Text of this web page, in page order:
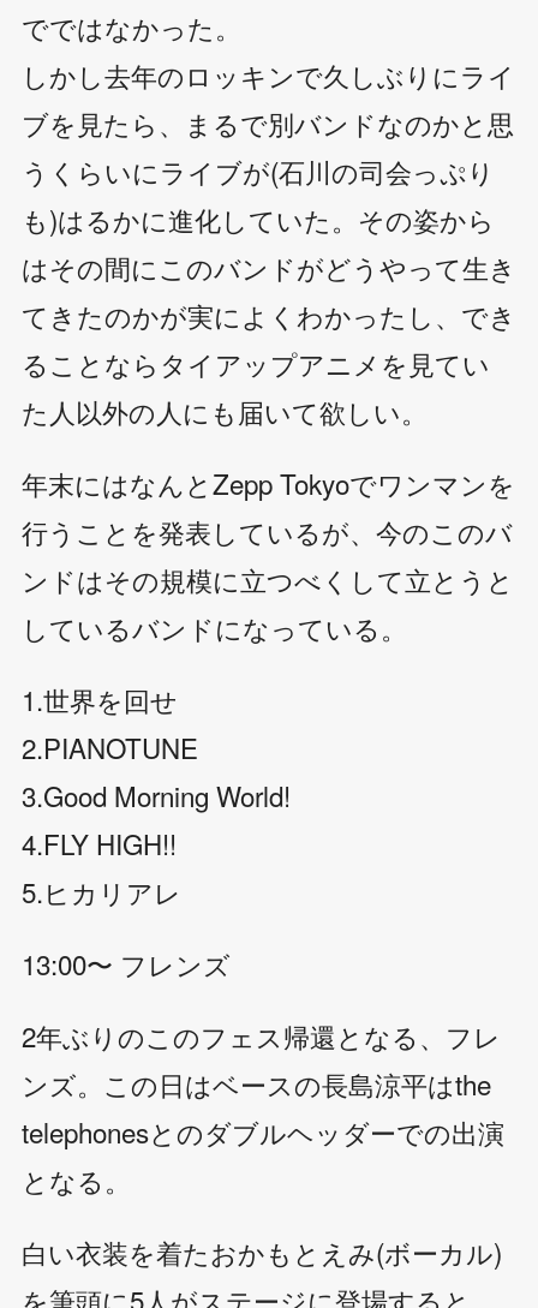
でではなかった。
しかし去年のロッキンで久しぶりにライ
ブを見たら、まるで別バンドなのかと思
うくらいにライブが(石川の司会っぷり
も)はるかに進化していた。その姿から
はその間にこのバンドがどうやって生き
てきたのかが実によくわかったし、でき
ることならタイアップアニメを見てい
た人以外の人にも届いて欲しい。
年末にはなんとZepp Tokyoでワンマンを
行うことを発表しているが、今のこのバ
ンドはその規模に立つべくして立とうと
しているバンドになっている。
1.世界を回せ
2.PIANOTUNE
3.Good Morning World!
4.FLY HIGH!!
5.ヒカリアレ
13:00〜 フレンズ
2年ぶりのこのフェス帰還となる、フレ
ンズ。この日はベースの長島涼平はthe
telephonesとのダブルヘッダーでの出演
となる。
白い衣装を着たおかもとえみ(ボーカル)
を筆頭に5人がステージに登場すると、